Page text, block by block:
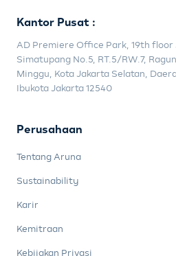
Kantor Pusat :
AD Premiere Office Park, 19th floor
Simatupang No.5, RT.5/RW.7,
Minggu, Kota Jakarta Selatan,
Ibukota Jakarta 12540
Perusahaan
Tentang Aruna
Sustainability
Karir
Kemitraan
Kebijakan Privasi